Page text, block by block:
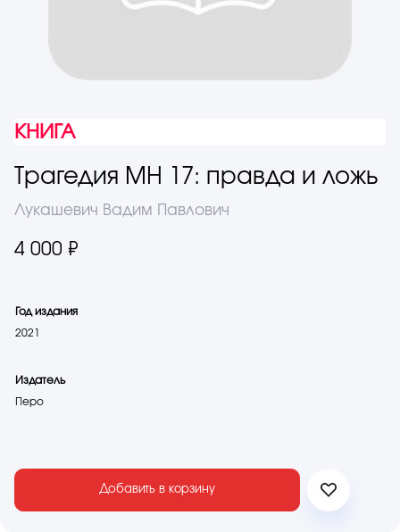
КНИГА
Трагедия МН 17: правда и ложь
Лукашевич Вадим Павлович
4 000 ₽
Год издания
2021
Издатель
Перо
Добавить в корзину